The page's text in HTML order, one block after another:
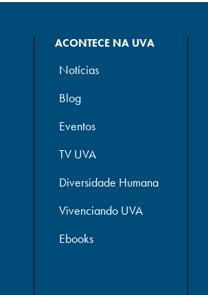
ACONTECE NA UVA
Notícias
Blog
Eventos
TV UVA
Diversidade Humana
Vivenciando UVA
Ebooks